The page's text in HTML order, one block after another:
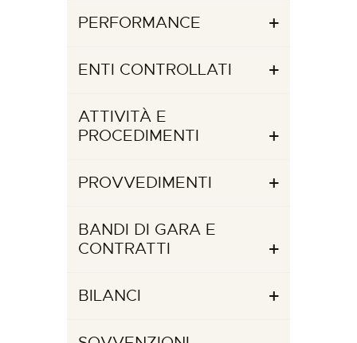
PERFORMANCE
ENTI CONTROLLATI
ATTIVITÀ E
PROCEDIMENTI
PROVVEDIMENTI
BANDI DI GARA E
CONTRATTI
BILANCI